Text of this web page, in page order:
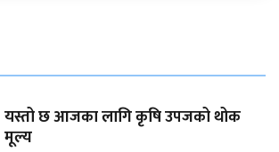
यस्तो छ आजका लागि कृषि उपजको थोक
मूल्य